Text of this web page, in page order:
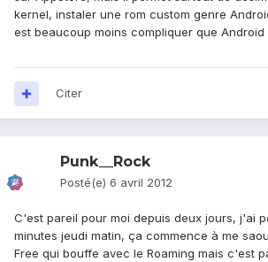
kernel, instaler une rom custom genre
est beaucoup moins compliquer que
Citer
Punk__Rock
Posté(e) 6 avril 2012
C'est pareil pour moi depuis deux jours, j'ai
minutes jeudi matin, ça commence à me
Free qui bouffe avec le Roaming mais c'est